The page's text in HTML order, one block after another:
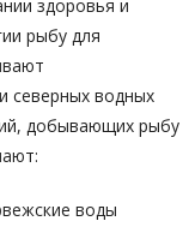
здоровья и
рыбу для
северных водных
добывающих рыбу
воды